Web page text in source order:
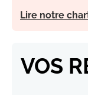
Lire notre
VOS